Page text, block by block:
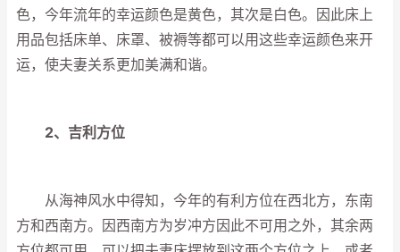
色，今年流年的幸运颜色是黄色，其次是白色。因此床上
用品包括床单、床罩、被褥等都可以用这些幸运颜色来开
运，使夫妻关系更加美满和谐。
2、吉利方位
从海神风水中得知，今年的有利方位在西北方，东南
方和西南方。因西南方为岁冲方因此不可用之外，其余两